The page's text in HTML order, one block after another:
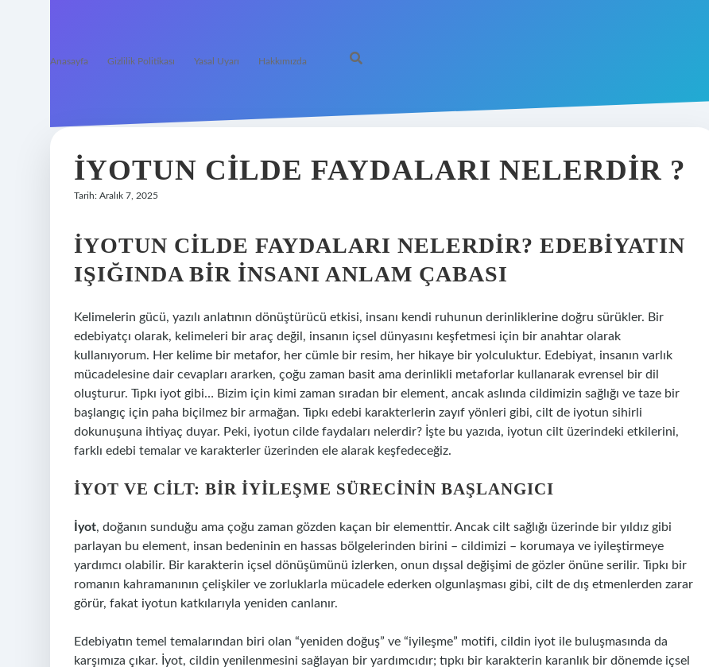
Anasayfa Gizlilik Politikası Yasal Uyarı Hakkımızda
İYOTUN CILDE FAYDALARI NELERDIR ?
Tarih: Aralık 7, 2025
İYOTUN CILDE FAYDALARI NELERDIR? EDEBIYATIN
IŞIĞINDA BIR İNSANI ANLAM ÇABASI
Kelimelerin gücü, yazılı anlatının dönüştürücü etkisi, insanı kendi ruhunun derinliklerine doğru sürükler. Bir
edebiyatçı olarak, kelimeleri bir araç değil, insanın içsel dünyasını keşfetmesi için bir anahtar olarak
kullanıyorum. Her kelime bir metafor, her cümle bir resim, her hikaye bir yolculuktur. Edebiyat, insanın varlık
mücadelesine dair cevapları ararken, çoğu zaman basit ama derinlikli metaforlar kullanarak evrensel bir dil
oluşturur. Tıpkı iyot gibi… Bizim için kimi zaman sıradan bir element, ancak aslında cildimizin sağlığı ve taze bir
başlangıç için paha biçilmez bir armağan. Tıpkı edebi karakterlerin zayıf yönleri gibi, cilt de iyotun sihirli
dokunuşuna ihtiyaç duyar. Peki, iyotun cilde faydaları nelerdir? İşte bu yazıda, iyotun cilt üzerindeki etkilerini,
farklı edebi temalar ve karakterler üzerinden ele alarak keşfedeceğiz.
İYOT VE CILT: BIR İYILEŞME SÜRECININ BAŞLANGICI
İyot, doğanın sunduğu ama çoğu zaman gözden kaçan bir elementtir. Ancak cilt sağlığı üzerinde bir yıldız gibi
parlayan bu element, insan bedeninin en hassas bölgelerinden birini – cildimizi – korumaya ve iyileştirmeye
yardımcı olabilir. Bir karakterin içsel dönüşümünü izlerken, onun dışsal değişimi de gözler önüne serilir. Tıpkı bir
romanın kahramanının çelişkiler ve zorluklarla mücadele ederken olgunlaşması gibi, cilt de dış etmenlerden zarar
görür, fakat iyotun katkılarıyla yeniden canlanır.
Edebiyatın temel temalarından biri olan “yeniden doğuş” ve “iyileşme” motifi, cildin iyot ile buluşmasında da
karşımıza çıkar. İyot, cildin yenilenmesini sağlayan bir yardımcıdır; tıpkı bir karakterin karanlık bir dönemde içsel